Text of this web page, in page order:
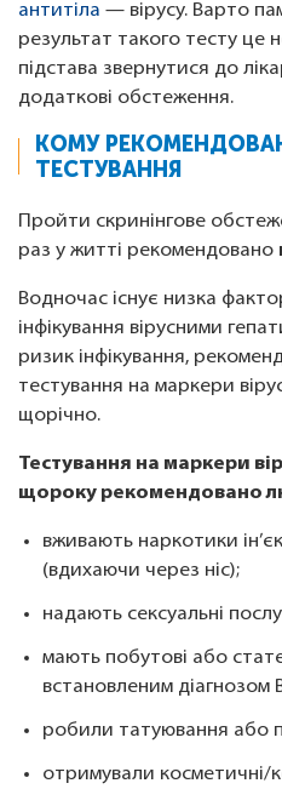
антитіла — вірусу. Варто
результат такого тесту це
підстава звернутися до
додаткові обстеження.
КОМУ
ТЕСТУВАННЯ
Пройти скринінгове
раз у житті рекомендовано
Водночас існує низка
інфікування вірусними
ризик інфікування,
тестування на маркери
щорічно.
Тестування на маркери
щороку рекомендовано
вживають наркотики
(вдихаючи через ніс);
надають сексуальні
мають побутові або
встановленим діагнозом
робили татуювання або
отримували косметичні/